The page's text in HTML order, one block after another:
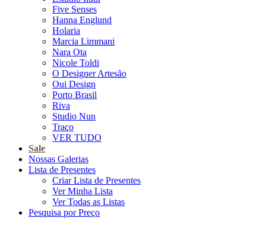
Five Senses
Hanna Englund
Holaria
Marcia Limmani
Nara Ota
Nicole Toldi
O Designer Artesão
Oui Design
Porto Brasil
Riva
Studio Nun
Traço
VER TUDO
Sale
Nossas Galerias
Lista de Presentes
Criar Lista de Presentes
Ver Minha Lista
Ver Todas as Listas
Pesquisa por Preço